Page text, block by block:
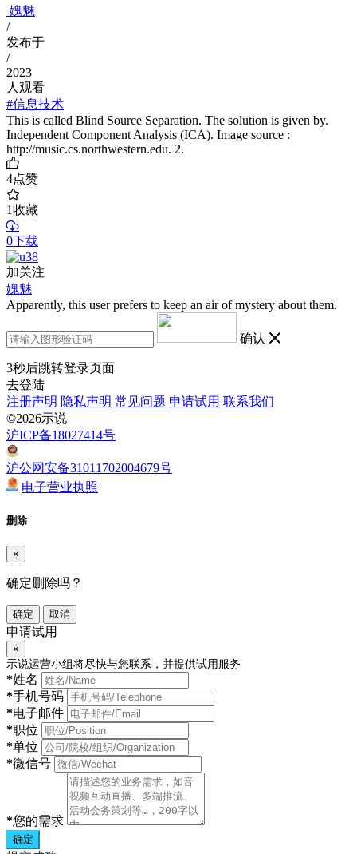
媿魅
/
发布于
/
2023
人观看
#信息技术
This is called Blind Source Separation. The solution is given by.
Independent Component Analysis (ICA). Image source :
http://music.cs.northwestern.edu. 2.
4点赞
1收藏
0下载
加关注
媿魅
Apparently, this user prefers to keep an air of mystery about them.
确认
3秒后跳转登录页面
去登陆
注册声明 隐私声明 常见问题 申请试用 联系我们
©2026示说
沪ICP备18027414号
沪公网安备31011702004679号
电子营业执照
删除
×
确定删除吗？
确定 取消
申请试用
×
示说运营小组将尽快与您联系，并提供试用服务
*姓名
*手机号码
*电子邮件
*职位
*单位
*微信号
*您的需求
确定